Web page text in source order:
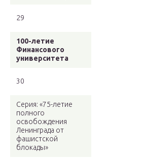
29
100-летие
Финансового
университета
30
Серия: «75-летие
полного
освобождения
Ленинграда от
фашистской
блокады»